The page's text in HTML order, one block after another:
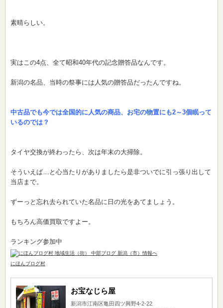
素晴らしい。
実はこの4点、全て昭和40年代の記念贈答品なんです。
新潟の名品、当時の祭事には人気の贈答品だったんですね。
中古品でも今では全国的に人気の商品、お宅の物置にも2～3個眠って
いるのでは？
タイヤ交換が終わったら、次は年末の大掃除。
そういえば…と心当たりがありましたら是非ついでに引っ張り出して
当店まで。
ずーっと忘れ去られていた名品に日の光をあてましょう。
もちろん高価買取ですよー。
ランキング参加中
にほんブログ村
お宝なじら屋
新潟市江南区亀田四ツ興野4-2-22